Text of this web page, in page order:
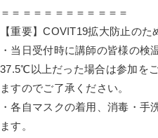
＝＝＝＝ ＝＝＝＝＝＝＝＝
【重要】COVIT19拡大防止のた
・当日受付時に講師の皆様の検
37.5℃ 以上だった場合は参加を
ますのでご了承ください。
・各自マスクの着用、消毒・手
ます。